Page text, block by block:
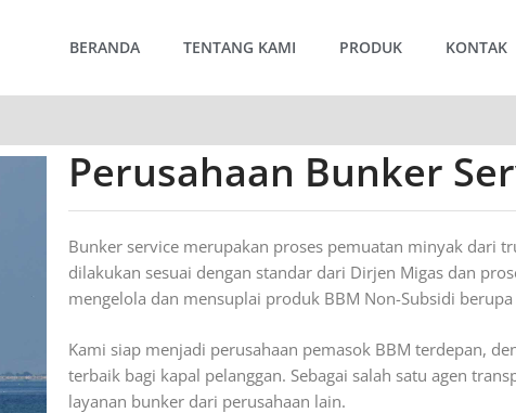
BERANDA TENTANG KAMI PRODUK KONTAK
Perusahaan Bunker
Bunker service merupakan proses pemuatan minyak dari
dilakukan sesuai dengan standar dari Dirjen Migas dan
mengelola dan mensuplai produk BBM Non-Subsidi
Kami siap menjadi perusahaan pemasok BBM terdepan,
terbaik bagi kapal pelanggan. Sebagai salah satu agen
layanan bunker dari perusahaan lain.